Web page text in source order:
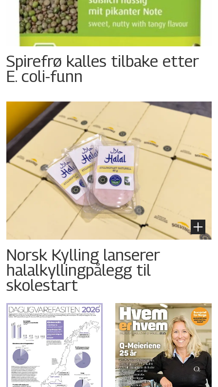
Spirefrø kalles tilbake etter
E. coli-funn
Norsk Kylling lanserer
halalkyllingpålegg til
skolestart